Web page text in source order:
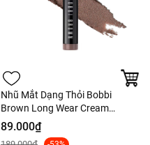
Nhũ Mắt Dạng Thỏi Bobbi
Brown Long Wear Cream
Shadow Stick - Tách Set US
89.000₫